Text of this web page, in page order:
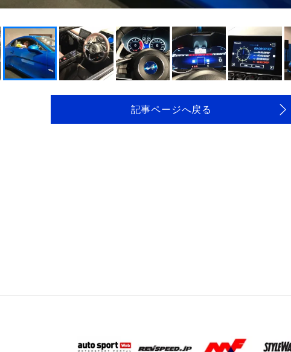
記事ページへ戻る